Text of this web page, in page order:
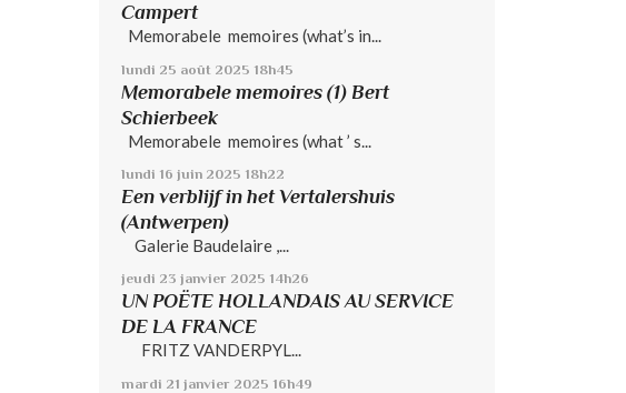
Campert
Memorabele memoires (what’s in...
lundi 25 août 2025 18h45
Memorabele memoires (1) Bert
Schierbeek
Memorabele memoires (what ’ s...
lundi 16 juin 2025 18h22
Een verblijf in het Vertalershuis
(Antwerpen)
Galerie Baudelaire ,...
jeudi 23 janvier 2025 14h26
UN POËTE HOLLANDAIS AU SERVICE
DE LA FRANCE
FRITZ VANDERPYL...
mardi 21 janvier 2025 16h49